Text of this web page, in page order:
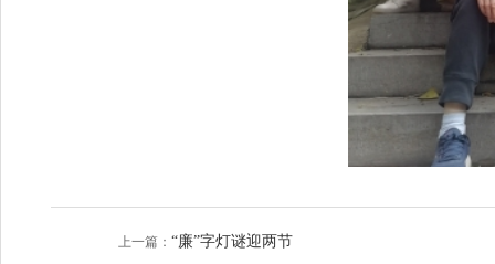
上一篇： “廉”字灯谜迎两节